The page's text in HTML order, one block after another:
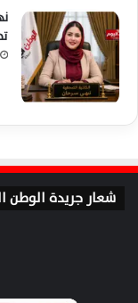
شعار جريدة الوطن